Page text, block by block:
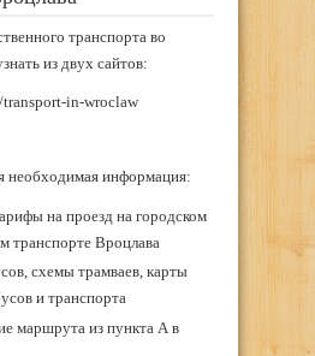
транспорта во
из двух сайтов:
in-wroclaw
необходимая информация:
на проезд на городском
транспорте Вроцлава
схемы трамваев, карты
и транспорта
маршрута из пункта А в